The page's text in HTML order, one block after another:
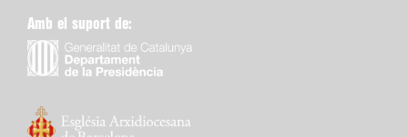
Amb el suport de: